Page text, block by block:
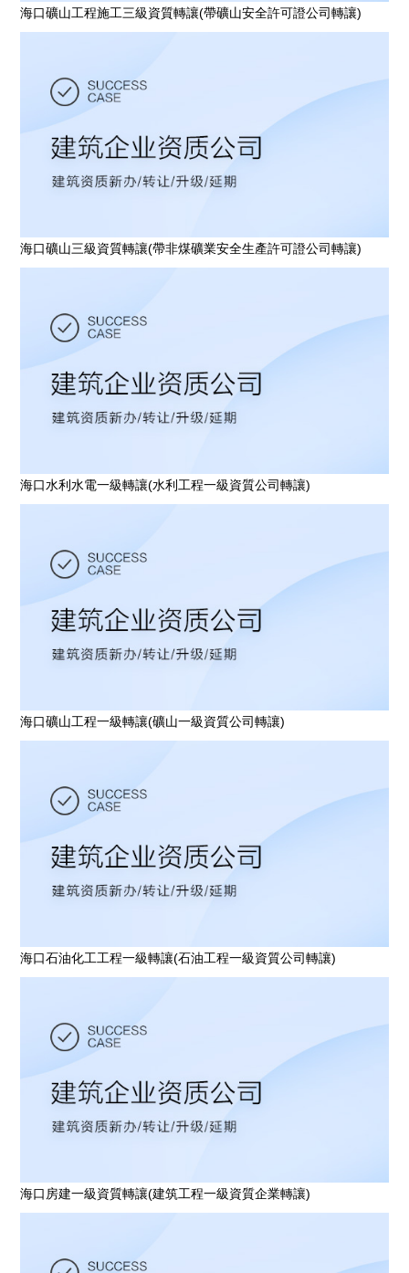
海口礦山工程施工三級資質轉讓(帶礦山安全許可證公司轉讓)
海口礦山三級資質轉讓(帶非煤礦業安全生產許可證公司轉讓)
海口水利水電一級轉讓(水利工程一級資質公司轉讓)
海口礦山工程一級轉讓(礦山一級資質公司轉讓)
海口石油化工工程一級轉讓(石油工程一級資質公司轉讓)
海口房建一級資質轉讓(建筑工程一級資質企業轉讓)